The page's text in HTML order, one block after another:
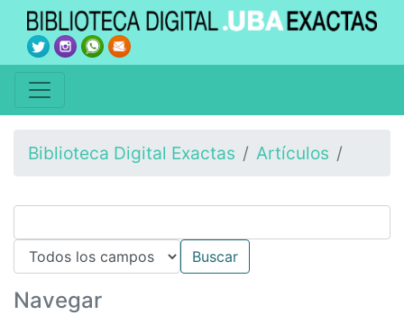
Biblioteca Digital Exactas Artículos
Navegar